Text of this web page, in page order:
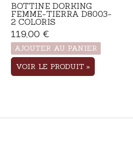
BOTTINE DORKING
FEMME-TIERRA D8003-
2 COLORIS
119,00 €
AJOUTER AU PANIER
VOIR LE PRODUIT